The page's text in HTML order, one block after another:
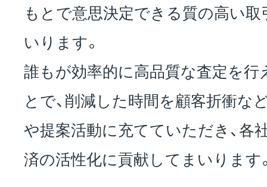
もとで意思決定できる質の高い
いります。
誰もが効率的に高品質な査定を
とで、削減した時間を顧客折衝な
や提案活動に充てていただき、各
済の活性化に貢献してまいります